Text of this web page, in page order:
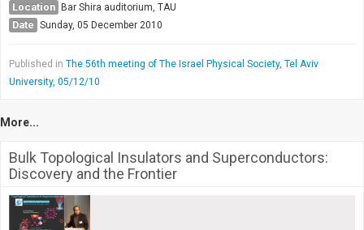
Location Bar Shira auditorium, TAU
Date Sunday, 05 December 2010
Published in The 56th meeting of The Israel Physical Society, Tel Aviv
University, 05/12/10
More...
Bulk Topological Insulators and Superconductors:
Discovery and the Frontier